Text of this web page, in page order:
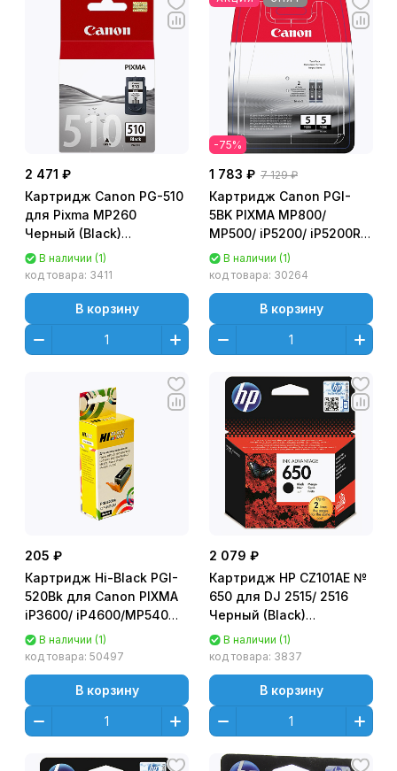
2 471 ₽
Картридж Canon PG-510
для Pixma MP260
Черный (Black)
Оригинальный
В наличии (1)
код товара: 3411
В корзину
-75%
1 783 ₽ 7 129 ₽
Картридж Canon PGI-
5BK PIXMA MP800/
MP500/ iP5200/ iP5200R/
iP4200R (2шт/уп)
Оригинальный
В наличии (1)
код товара: 30264
В корзину
205 ₽
Картридж Hi-Black PGI-
520Bk для Canon PIXMA
iP3600/ iP4600/MP540
Черный (Black)
В наличии (1)
код товара: 50497
В корзину
2 079 ₽
Картридж HP CZ101AE №
650 для DJ 2515/ 2516
Черный (Black)
Оригинальный
В наличии (1)
код товара: 3837
В корзину